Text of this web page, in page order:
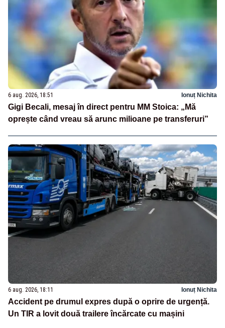
6 aug. 2026, 18:51 Ionuț Nichita
Gigi Becali, mesaj în direct pentru MM Stoica: „Mă
oprește când vreau să arunc milioane pe transferuri”
6 aug. 2026, 18:11 Ionuț Nichita
Accident pe drumul expres după o oprire de urgență.
Un TIR a lovit două trailere încărcate cu mașini